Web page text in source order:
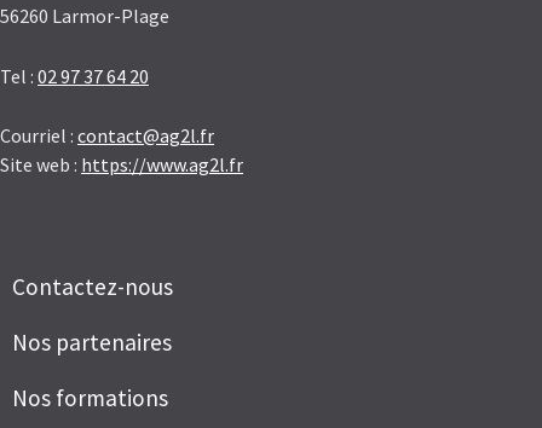
56260 Larmor-Plage
Tel : 02 97 37 64 20
Courriel : contact@ag2l.fr
Site web : https://www.ag2l.fr
Contactez-nous
Nos partenaires
Nos formations